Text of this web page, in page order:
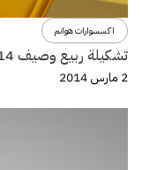
اكسسوارات هوانم
تشكيلة ربيع وصيف 2014 من حقائب اليد
2 مارس 2014